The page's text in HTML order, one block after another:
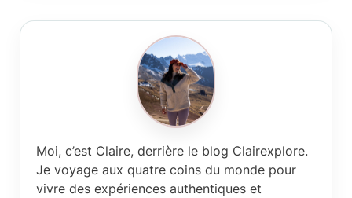
Moi, c’est Claire, derrière le blog Clairexplore.
Je voyage aux quatre coins du monde pour
vivre des expériences authentiques et